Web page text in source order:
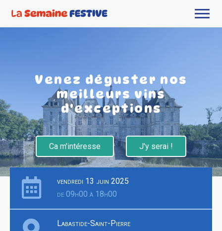
Venez déguster nos
meilleurs vins
d'exceptions
Ca m'intéresse J'y serai !
vendredi 13 juin 2025
de 09h00 à 18h00
Labastide-Saint-Pierre